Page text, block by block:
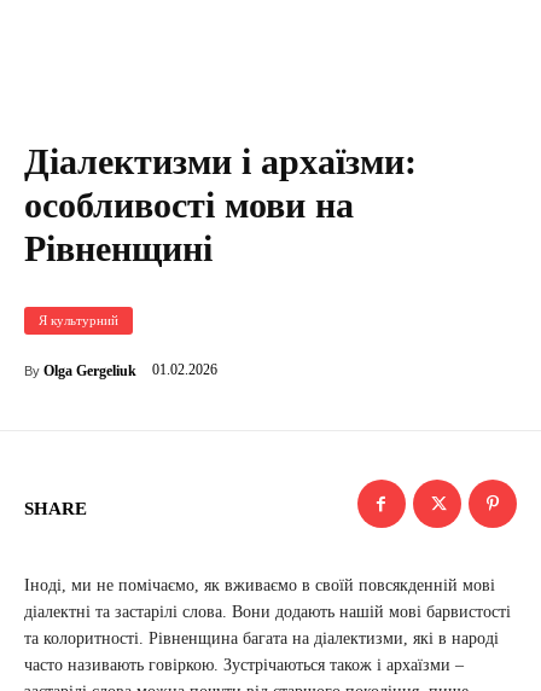
Діалектизми і архаїзми:
особливості мови на
Рівненщині
Я культурний
By Olga Gergeliuk 01.02.2026
SHARE
Іноді, ми не помічаємо, як вживаємо в своїй повсякденній мові
діалектні та застарілі слова. Вони додають нашій мові барвистості
та колоритності. Рівненщина багата на діалектизми, які в народі
часто називають говіркою. Зустрічаються також і архаїзми –